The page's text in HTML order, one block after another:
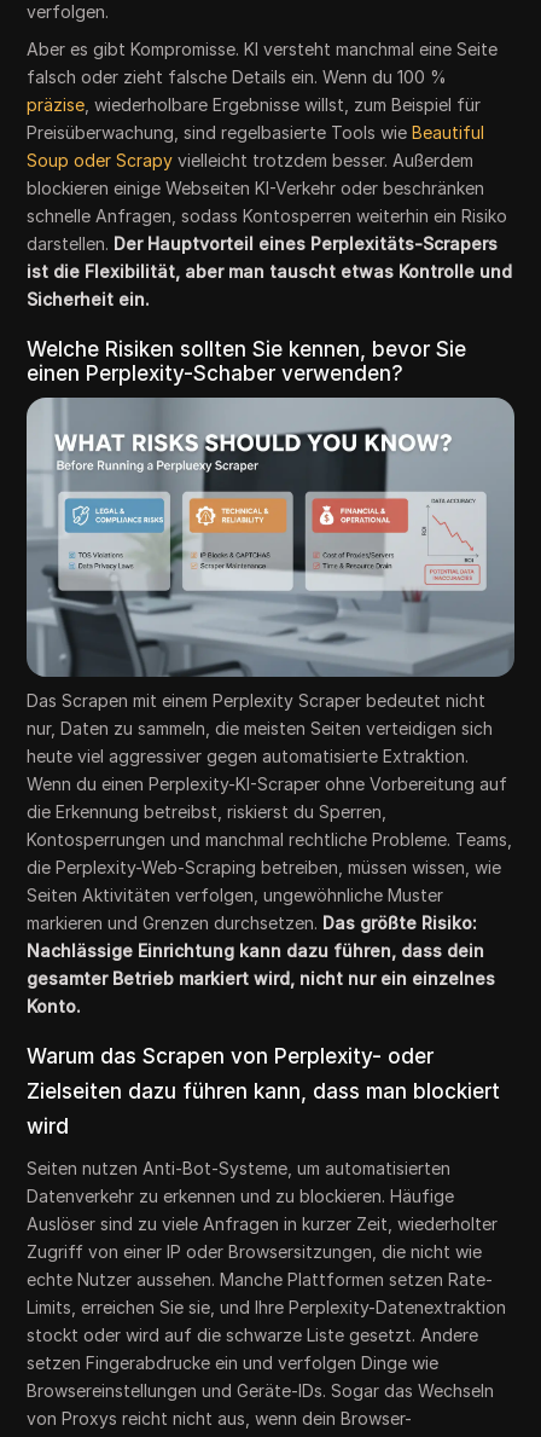
verfolgen.
Aber es gibt Kompromisse. KI versteht manchmal eine Seite
falsch oder zieht falsche Details ein. Wenn du 100 %
präzise , wiederholbare Ergebnisse willst, zum Beispiel für
Preisüberwachung, sind regelbasierte Tools wieBeautiful
Soup oder Scrapy vielleicht trotzdem besser. Außerdem
blockieren einige Webseiten KI-Verkehr oder beschränken
schnelle Anfragen, sodass Kontosperren weiterhin ein Risiko
darstellen. Der Hauptvorteil eines Perplexitäts-Scrapers
ist die Flexibilität, aber man tauscht etwas Kontrolle und
Sicherheit ein.
Welche Risiken sollten Sie kennen, bevor Sie
einen Perplexity-Schaber verwenden?
Das Scrapen mit einem Perplexity Scraper bedeutet nicht
nur, Daten zu sammeln, die meisten Seiten verteidigen sich
heute viel aggressiver gegen automatisierte Extraktion.
Wenn du einen Perplexity-KI-Scraper ohne Vorbereitung auf
die Erkennung betreibst, riskierst du Sperren,
Kontosperrungen und manchmal rechtliche Probleme. Teams,
die Perplexity-Web-Scraping betreiben, müssen wissen, wie
Seiten Aktivitäten verfolgen, ungewöhnliche Muster
markieren und Grenzen durchsetzen. Das größte Risiko:
Nachlässige Einrichtung kann dazu führen, dass dein
gesamter Betrieb markiert wird, nicht nur ein einzelnes
Konto.
Warum das Scrapen von Perplexity- oder
Zielseiten dazu führen kann, dass man blockiert
wird
Seiten nutzen Anti-Bot-Systeme, um automatisierten
Datenverkehr zu erkennen und zu blockieren. Häufige
Auslöser sind zu viele Anfragen in kurzer Zeit, wiederholter
Zugriff von einer IP oder Browsersitzungen, die nicht wie
echte Nutzer aussehen. Manche Plattformen setzen Rate-
Limits, erreichen Sie sie, und Ihre Perplexity-Datenextraktion
stockt oder wird auf die schwarze Liste gesetzt. Andere
setzen Fingerabdrucke ein und verfolgen Dinge wie
Browsereinstellungen und Geräte-IDs. Sogar das Wechseln
von Proxys reicht nicht aus, wenn dein Browser-